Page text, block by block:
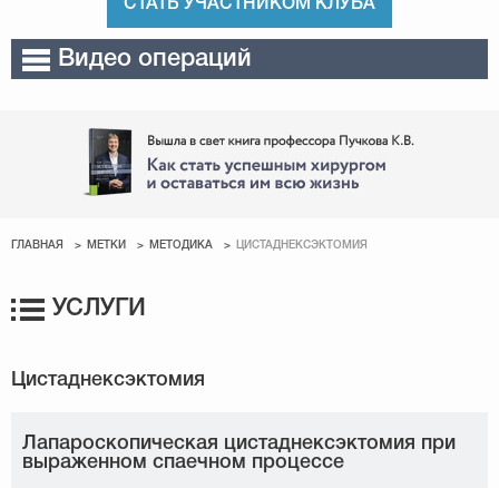
СТАТЬ УЧАСТНИКОМ КЛУБА
Видео операций
ГЛАВНАЯ МЕТКИ МЕТОДИКА ЦИСТАДНЕКСЭКТОМИЯ
УСЛУГИ
Лапароскопическая цистаднексэктомия при
выраженном спаечном процессе